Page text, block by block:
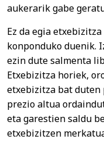
aukerarik gabe
Ez da egia
konponduko duenik.
ezin dute salmenta
Etxebizitza horiek,
etxebizitza bat
prezio altua
eta garestien saldu
etxebizitzen